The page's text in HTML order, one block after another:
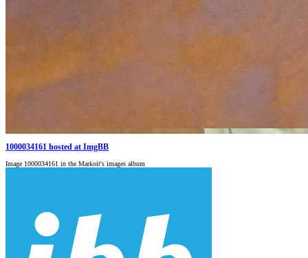
1000034161 hosted at ImgBB
Image 1000034161 in the Markoit's images album